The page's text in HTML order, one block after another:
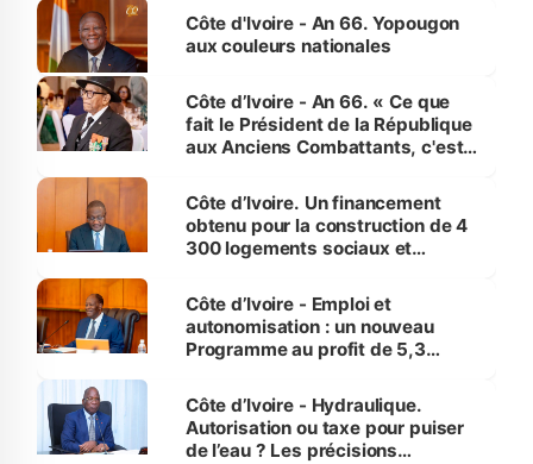
l'Etat de droit pour préserver les
vies humaines »
Côte d'Ivoire - An 66. Yopougon
aux couleurs nationales
Côte d’Ivoire - An 66. « Ce que
fait le Président de la République
aux Anciens Combattants, c'est
Côte d’Ivoire. Un financement
obtenu pour la construction de 4
300 logements sociaux et
et Yamoussoukro
Côte d’Ivoire - Emploi et
autonomisation : un nouveau
Programme au profit de 5,3
Côte d’Ivoire - Hydraulique.
Autorisation ou taxe pour puiser
de l’eau ? Les précisions